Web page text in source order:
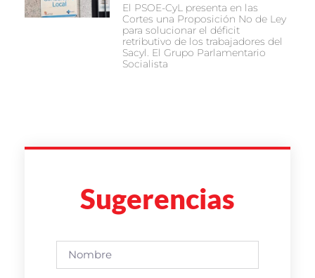
El PSOE-CyL presenta en las
Cortes una Proposición No de Ley
para solucionar el déficit
retributivo de los trabajadores del
Sacyl. El Grupo Parlamentario
Socialista
Sugerencias